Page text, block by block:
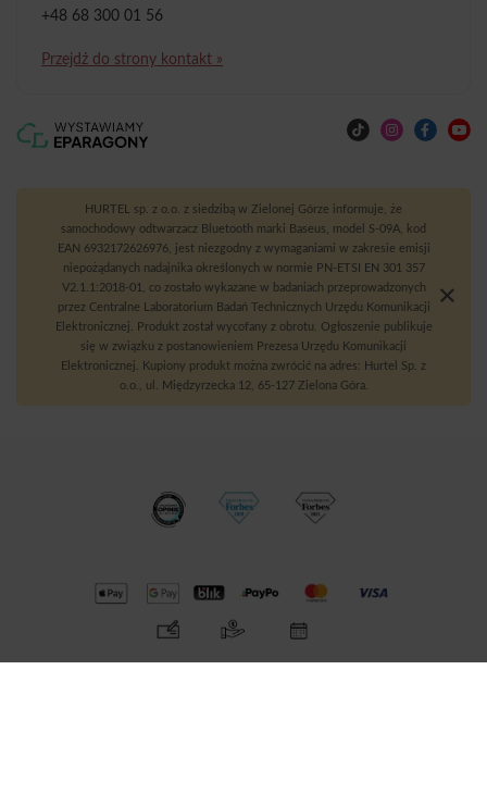
+48 68 300 01 56
Przejdź do strony kontakt »
HURTEL sp. z o.o. z siedzibą w Zielonej Górze informuje, że
samochodowy odtwarzacz Bluetooth marki Baseus, model S-09A, kod
EAN 6932172626976, jest niezgodny z wymaganiami w zakresie emisji
niepożądanych nadajnika określonych w normie PN-ETSI EN 301 357
V2.1.1:2018-01, co zostało wykazane w badaniach przeprowadzonych
przez Centralne Laboratorium Badań Technicznych Urzędu Komunikacji
Elektronicznej. Produkt został wycofany z obrotu. Ogłoszenie publikuje
się w związku z postanowieniem Prezesa Urzędu Komunikacji
Elektronicznej. Kupiony produkt można zwrócić na adres: Hurtel Sp. z
o.o., ul. Międzyrzecka 12, 65-127 Zielona Góra.